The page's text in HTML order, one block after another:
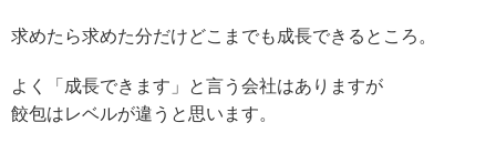
求めたら求めた分だけどこまでも成長できるところ。
よく「成長できます」と言う会社はありますが
餃包はレベルが違うと思います。